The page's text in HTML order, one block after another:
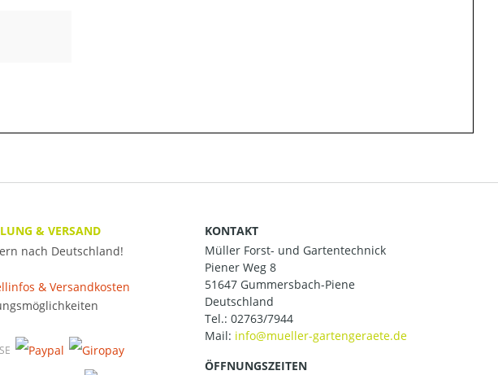
& VERSAND
nach Deutschland!
& Versandkosten
KONTAKT
Müller Forst- und Gartentechnick
Piener Weg 8
51647 Gummersbach-Piene
Deutschland
Tel.: 02763/7944
Mail:
ÖFFNUNGSZEITEN